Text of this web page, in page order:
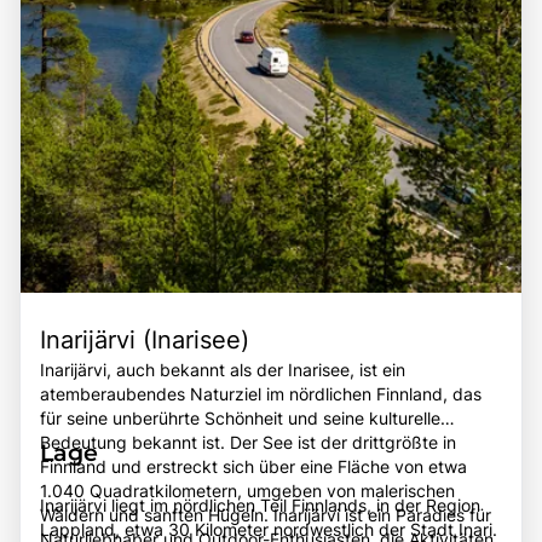
Porsangerfjord zu einem unvergesslichen Ziel für
Reisende.
bereichernden Erlebnis für alle, die die Faszination dieser
einzigartigen Region entdecken möchten.
Inarijärvi (Inarisee)
Inarijärvi, auch bekannt als der Inarisee, ist ein
atemberaubendes Naturziel im nördlichen Finnland, das
für seine unberührte Schönheit und seine kulturelle
Bedeutung bekannt ist. Der See ist der drittgrößte in
Finnland und erstreckt sich über eine Fläche von etwa
1.040 Quadratkilometern, umgeben von malerischen
Wäldern und sanften Hügeln. Inarijärvi ist ein Paradies für
Lage
Inarijärvi liegt im nördlichen Teil Finnlands, in der Region
Lappland, etwa 30 Kilometer nordwestlich der Stadt Inari.